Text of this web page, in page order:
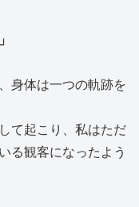
身体は一つの軌跡を
て起こり、私はただ
る観客になったよう